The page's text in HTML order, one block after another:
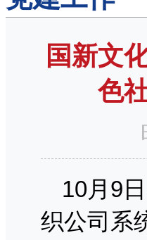
国新文
色
10月9
织公司系